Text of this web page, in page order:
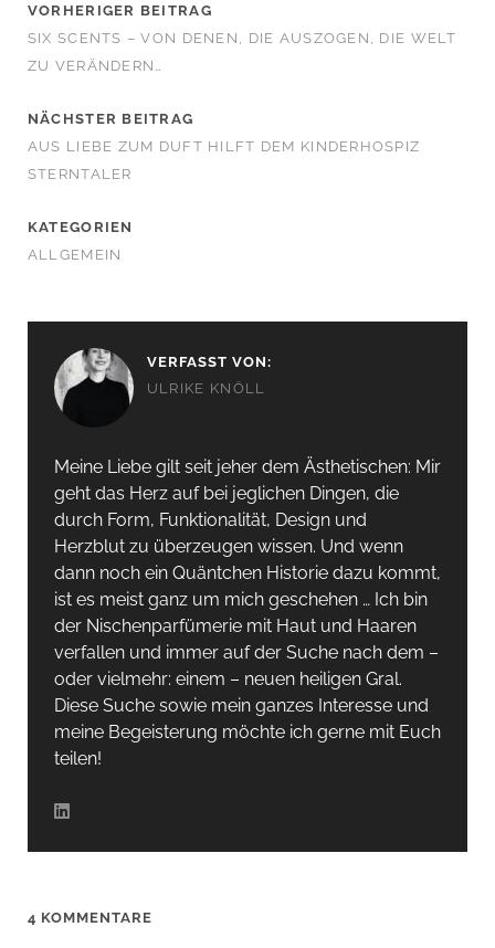
VORHERIGER BEITRAG
SIX SCENTS – VON DENEN, DIE AUSZOGEN, DIE WELT
ZU VERÄNDERN…
NÄCHSTER BEITRAG
AUS LIEBE ZUM DUFT HILFT DEM KINDERHOSPIZ
STERNTALER
KATEGORIEN
ALLGEMEIN
VERFASST VON:
ULRIKE KNÖLL
Meine Liebe gilt seit jeher dem Ästhetischen: Mir
geht das Herz auf bei jeglichen Dingen, die
durch Form, Funktionalität, Design und
Herzblut zu überzeugen wissen. Und wenn
dann noch ein Quäntchen Historie dazu kommt,
ist es meist ganz um mich geschehen … Ich bin
der Nischenparfümerie mit Haut und Haaren
verfallen und immer auf der Suche nach dem –
oder vielmehr: einem – neuen heiligen Gral.
Diese Suche sowie mein ganzes Interesse und
meine Begeisterung möchte ich gerne mit Euch
teilen!
4 KOMMENTARE